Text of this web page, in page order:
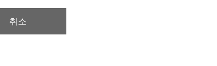
취소